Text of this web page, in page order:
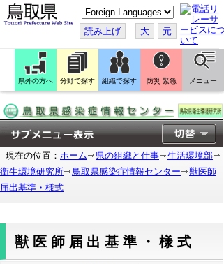
こ
の
ペ
ー
ジ
翻
訳
す
読み上げ 大 元
県外の方へ 分野で探す 組織で探す 防災 緊急 メニュー
現在の位置： ホーム 県の組織と仕事
生活環境部
衛生環境研究所
鳥取県感染症情報センター
獣医師
届出基準・様式
獣医師届出基準・様式